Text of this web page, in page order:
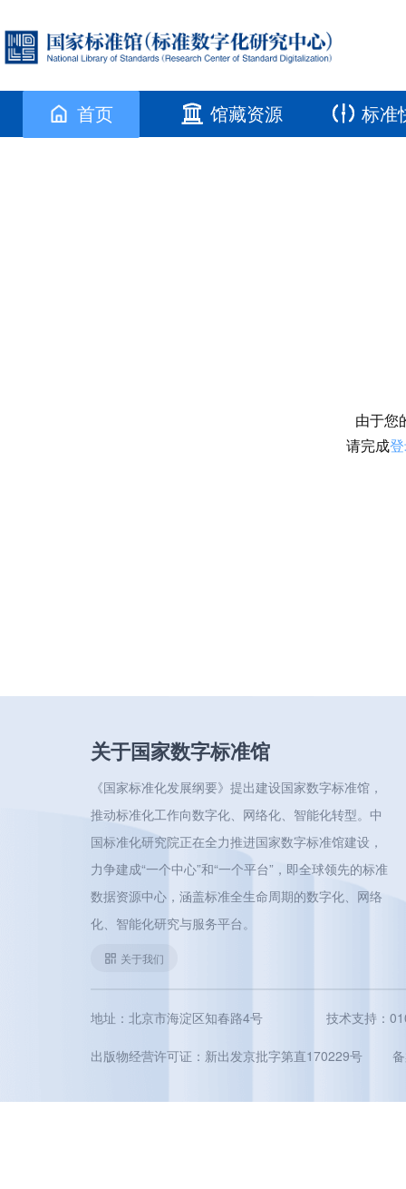
首页 馆藏资源 标准
由于您
请完成
关于国家数字标准馆
《国家标准化发展纲要》提出建设国家数字标准馆，
推动标准化工作向数字化、网络化、智能化转型。中
国标准化研究院正在全力推进国家数字标准馆建设，
力争建成“一个中心”和“一个平台”，即全球领先的标准
数据资源中心，涵盖标准全生命周期的数字化、网络
化、智能化研究与服务平台。
关于我们
地址：北京市海淀区知春路4号 技术支持：
出版物经营许可证：新出发京批字第直170229号